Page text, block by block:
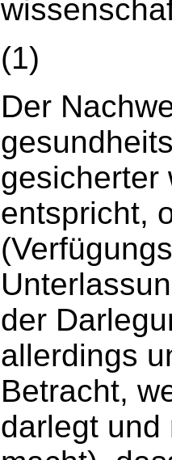
(1)
Der
gesicherter
entspricht,
der
allerdings
Betracht,
darlegt und